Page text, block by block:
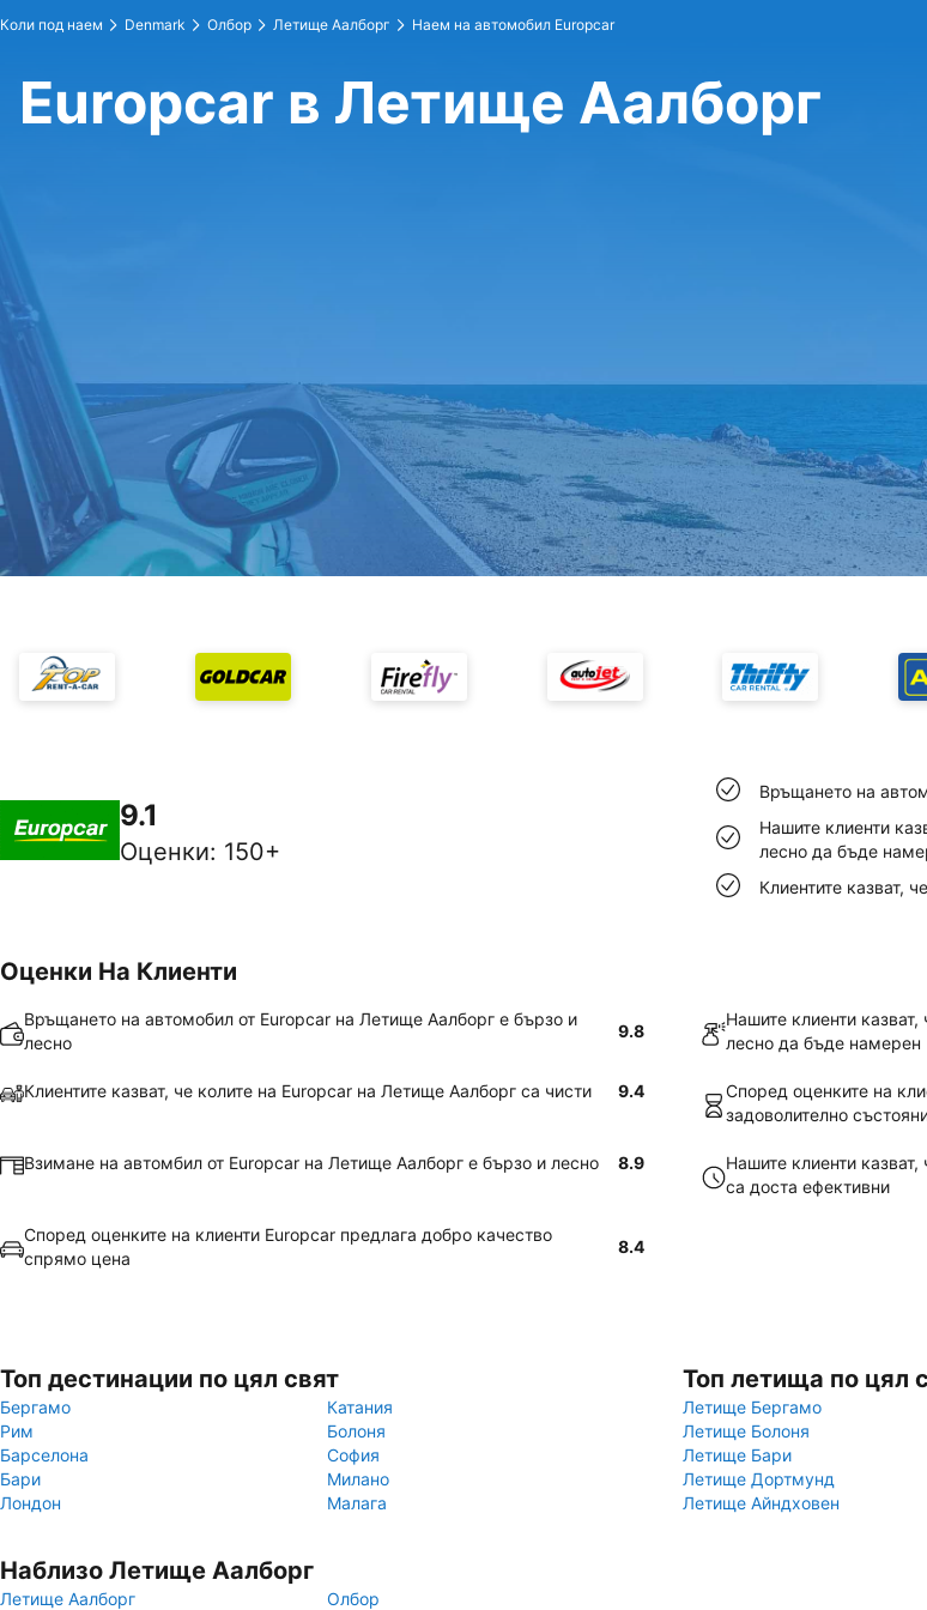
Коли под наем Denmark Олбор Летище Аалборг Наем на автомобил Europcar
Europcar в Летище Аалборг
9.1
Оценки: 150+
Връщането на
Нашите клиенти
лесно да бъде
Клиентите казват,
Оценки На Клиенти
Връщането на автомобил от Europcar на Летище Аалборг е бързо и
лесно
9.8
Нашите клиенти
лесно да бъде намерен
Клиентите казват, че колите на Europcar на Летище Аалборг са чисти 9.4
Според оценките на
задоволително
Взимане на автомбил от Europcar на Летище Аалборг е бързо и лесно 8.9
Нашите клиенти
са доста ефективни
Според оценките на клиенти Europcar предлага добро качество
спрямо цена
8.4
Топ дестинации по цял свят
Бергамо
Катания
Рим
Болоня
Барселона
София
Бари
Милано
Лондон
Малага
Топ летища по цял
Летище Бергамо
Летище Болоня
Летище Бари
Летище Дортмунд
Летище Айндховен
Наблизо Летище Аалборг
Летище Аалборг Олбор